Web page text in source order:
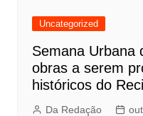
Uncategorized
Semana Urbana
obras a serem
históricos do
Da Redação